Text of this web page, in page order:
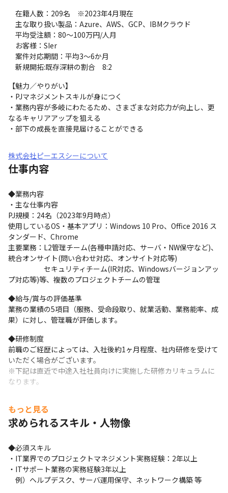
在籍人数：209名　※2023年4月現在
主な取り扱い製品：Azure、AWS、GCP、IBMクラウド
平均受注額：80～100万円/人月
お客様：SIer
案件対応期間：平均3～6か月
新規開拓:既存深耕の割合　8:2
【魅力／やりがい】
・PJマネジメントスキルが身につく
・業務内容が多岐にわたるため、さまざまな対応力が向上し、更
なるキャリアアップを狙える
・部下の成長を直接見届けることができる
株式会社ピーエスシーについて
仕事内容
◆業務内容
・主な仕事内容
PJ規模：24名（2023年9月時点）
使用しているOS・基本アプリ：Windows 10 Pro、Office 2016 ス
タンダード、Chrome
主要業務：L2管理チーム(各種申請対応、サーバ・NW保守など)、
統合オンサイト(問い合わせ対応、オンサイト対応等)
セキュリティチーム(IR対応、Windowsバージョンアッ
プ対応等)等、複数のプロジェクトチームの管理
◆給与/賞与の評価基準
業務の業績の5項目（服務、受命段取り、就業活動、業務能率、成
果）に対し、管理職が評価します。
◆研修制度
前職のご経歴によっては、入社後約1ヶ月程度、社内研修を受けて
いただく場合がございます。
※下記は直近で中途入社社員向けに実施した研修カリキュラムに
なります。
・セキュリティ研修
・Windowsの操作
・Microsoft Applicationについて
・ネットワークの基本知識
・Cloud(IaaS)について
・Active Directoryについて
・情報リテラシー　※外部顧問による研修
もっと見る
求められるスキル・人物像
◆必須スキル
・IT業界でのプロジェクトマネジメント実務経験：2年以上
・ITサポート業務の実務経験3年以上
例）ヘルプデスク、サーバ運用保守、ネットワーク構築 等